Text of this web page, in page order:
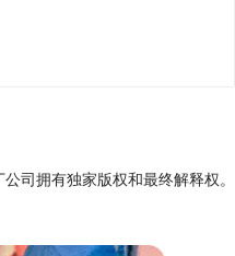
司拥有独家版权和最终解释权。